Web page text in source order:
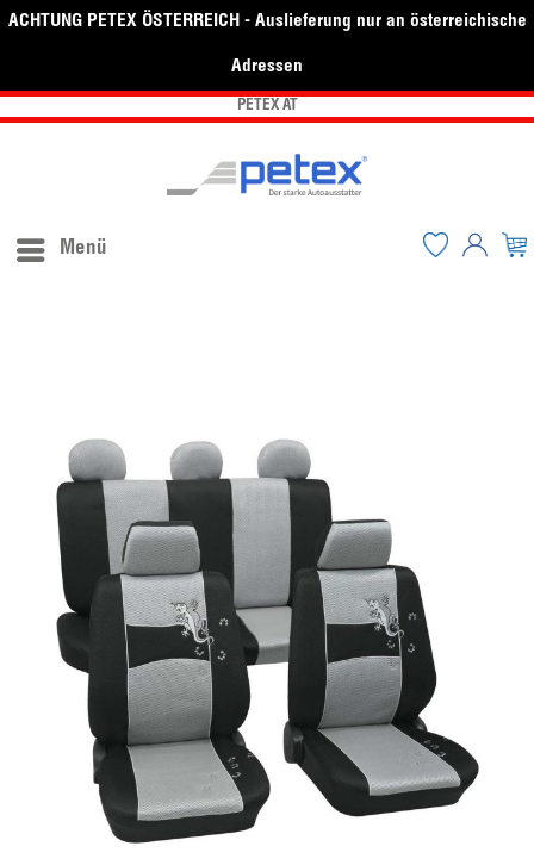
ACHTUNG PETEX ÖSTERREICH - Auslieferung nur an österreichische
Adressen
PETEX AT
Menü